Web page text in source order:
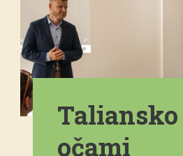
Taliansko
očami